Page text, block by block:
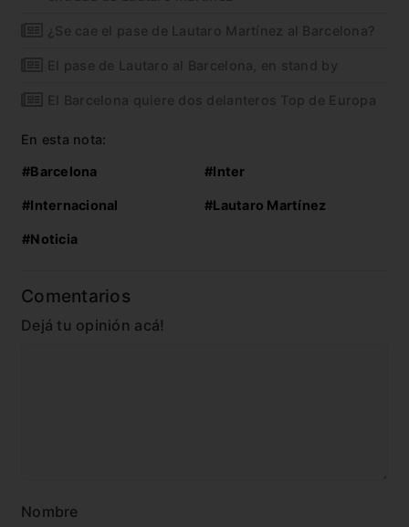
¿Se cae el pase de Lautaro Martínez al Barcelona?
El pase de Lautaro al Barcelona, en stand by
El Barcelona quiere dos delanteros Top de Europa
En esta nota:
#Barcelona #Inter
#Internacional #Lautaro Martínez
#Noticia
Comentarios
Dejá tu opinión acá!
Nombre